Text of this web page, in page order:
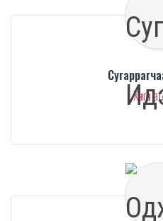
Хөнгөн